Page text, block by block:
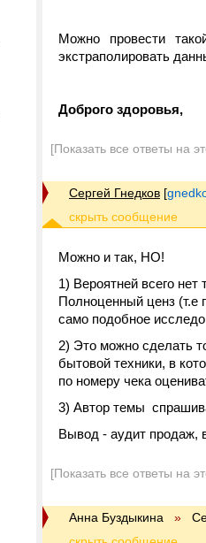
Можно провести
экстраполировать
Доброго здоровья,
[Показать все ответы на
Сергей Гнедков [
Можно и так, НО!
1) Вероятней всего
Полноценный ценз (т.е
само подобное
2) Это можно сделать
бытовой техники, в
по номеру чека
3) Автор темы
Вывод - аудит продаж,
[Показать все ответы на
Анна Буздыкина »